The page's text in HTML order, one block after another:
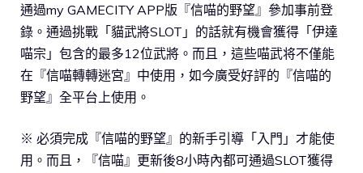
通過my GAMECITY APP版『信喵的野望』參加事前登
錄。通過挑戰「貓武將SLOT」的話就有機會獲得「伊達
喵宗」包含的最多12位武將。而且，這些喵武将不僅能
在『信喵轉轉迷宮』中使用，如今廣受好評的『信喵的
野望』全平台上使用。
※ 必須完成『信喵的野望』的新手引導「入門」才能使
用。而且，『信喵』更新後8小時內都可通過SLOT獲得